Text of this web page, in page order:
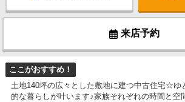
来店予約
ここがおすすめ！
土地140坪の広々とした敷地に建つ中古住宅☆ゆ
的な暮らしが叶います♪家族それぞれの時間と空